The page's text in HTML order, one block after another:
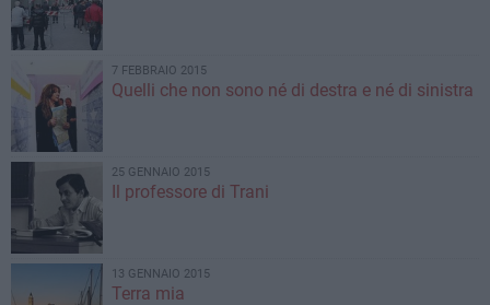
7 FEBBRAIO 2015
Quelli che non sono né di destra e né di sinistra
25 GENNAIO 2015
Il professore di Trani
13 GENNAIO 2015
Terra mia